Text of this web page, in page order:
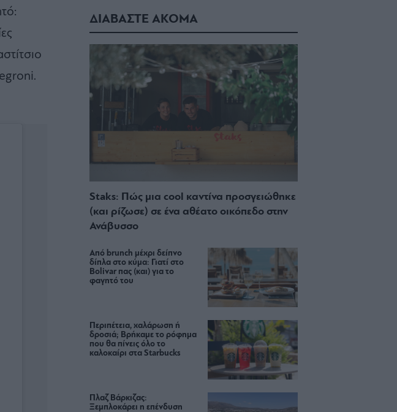
ΔΙΑΒΑΣΤΕ ΑΚΟΜΑ
Staks: Πώς μια cool καντίνα προσγειώθηκε
(και ρίζωσε) σε ένα αθέατο οικόπεδο στην
Ανάβυσσο
Από brunch μέχρι δείπνο
δίπλα στο κύμα: Γιατί στο
Bolivar πας (και) για το
φαγητό του
Περιπέτεια, χαλάρωση ή
δροσιά; Βρήκαμε το ρόφημα
που θα πίνεις όλο το
καλοκαίρι στα Starbucks
Πλαζ Βάρκιζας:
Ξεμπλοκάρει η επένδυση